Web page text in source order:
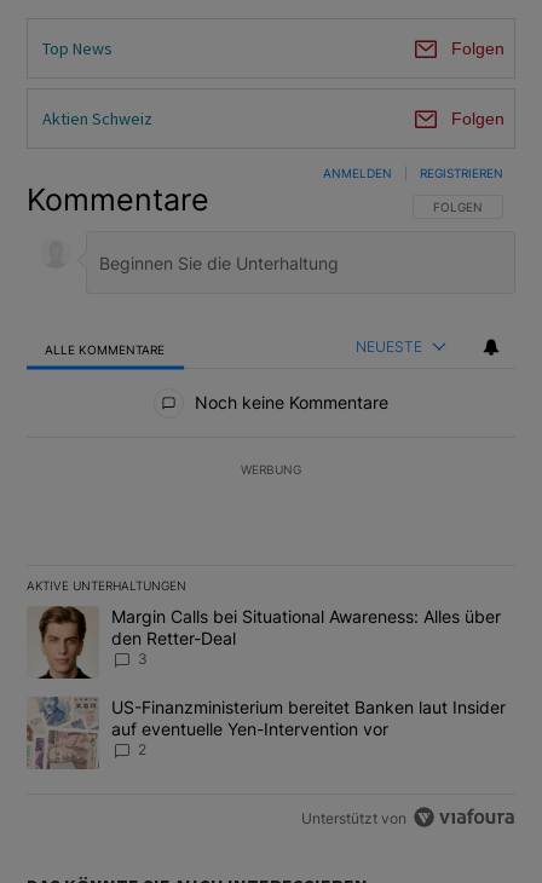
Top News Folgen
Aktien Schweiz Folgen
Kommentare FOLGE DIESER
FOLGEN
ANMELDEN REGISTRIEREN
ALLE KOMMENTARE NEUESTE
Noch keine Kommentare
WERBUNG
AKTIVE UNTERHALTUNGEN
Das Folgende ist eine Liste der am meisten kommentierten
Ein Trendartikel mit dem Titel "Margin Calls bei Situational
Margin Calls bei Situational Awareness: Alles über
den Retter-Deal
3
Ein Trendartikel mit dem Titel "US-Finanzministerium bereitet
US-Finanzministerium bereitet Banken laut Insider
auf eventuelle Yen-Intervention vor
2
Unterstützt von